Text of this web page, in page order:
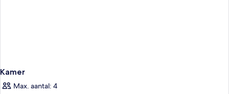
Kamer
Max. aantal: 4